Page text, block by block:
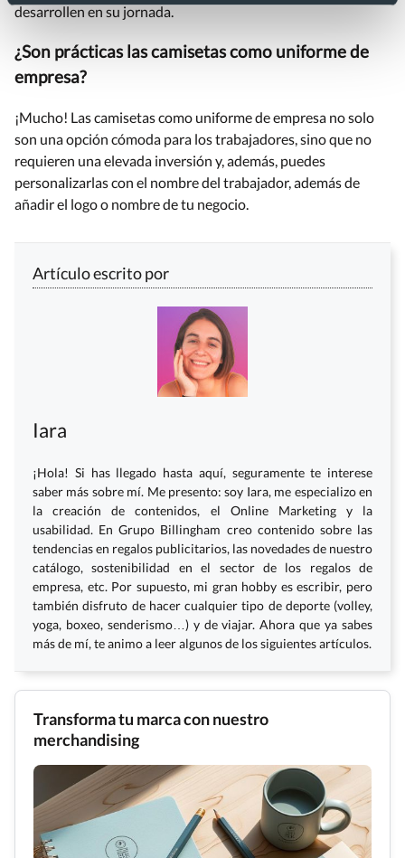
desarrollen en su jornada.
¿Son prácticas las camisetas como uniforme de
empresa?
¡Mucho! Las camisetas como uniforme de empresa no solo
son una opción cómoda para los trabajadores, sino que no
requieren una elevada inversión y, además, puedes
personalizarlas con el nombre del trabajador, además de
añadir el logo o nombre de tu negocio.
Artículo escrito por
Iara
¡Hola! Si has llegado hasta aquí, seguramente te interese
saber más sobre mí. Me presento: soy Iara, me especializo en
la creación de contenidos, el Online Marketing y la
usabilidad. En Grupo Billingham creo contenido sobre las
tendencias en regalos publicitarios, las novedades de nuestro
catálogo, sostenibilidad en el sector de los regalos de
empresa, etc. Por supuesto, mi gran hobby es escribir, pero
también disfruto de hacer cualquier tipo de deporte (volley,
yoga, boxeo, senderismo…) y de viajar. Ahora que ya sabes
más de mí, te animo a leer algunos de los siguientes artículos.
Transforma tu marca con nuestro
merchandising